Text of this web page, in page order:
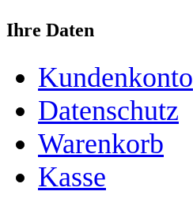
Ihre Daten
Kundenkonto
Datenschutz
Warenkorb
Kasse